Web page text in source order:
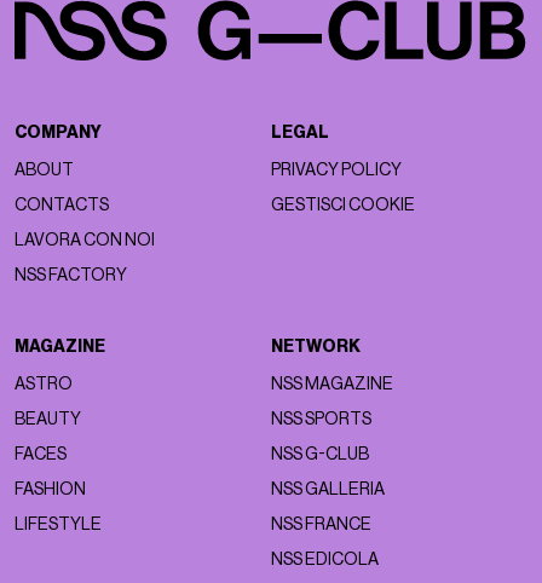
COMPANY
ABOUT
CONTACTS
LAVORA CON NOI
NSS FACTORY
LEGAL
PRIVACY POLICY
GESTISCI COOKIE
MAGAZINE
ASTRO
BEAUTY
FACES
FASHION
LIFESTYLE
NETWORK
NSS MAGAZINE
NSS SPORTS
NSS G-CLUB
NSS GALLERIA
NSS FRANCE
NSS EDICOLA